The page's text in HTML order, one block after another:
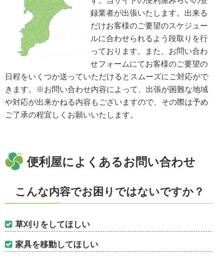
録業者が出張いたします。出来る
だけお客様のご要望のスケジュー
ルに合わせられるよう段取りを行
っております。また、お問い合わ
せフォームにてお客様のご要望の
日程をいくつか送っていただけるとスムーズにご対応がで
きます。※お問い合わせ内容によって、出張が困難な地域
や対応が出来かねる内容もございますので、その際は予め
ご了承の程宜しくお願いいたします。
便利屋によくあるお問い合わせ
こんな内容でお困りではないですか？
草刈りをしてほしい
家具を移動してほしい